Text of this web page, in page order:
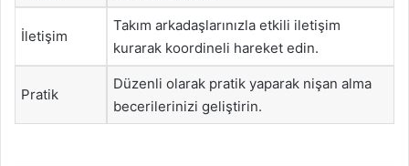
İletişim
Takım arkadaşlarınızla etkili iletişim
kurarak koordineli hareket edin.
Pratik
Düzenli olarak pratik yaparak nişan alma
becerilerinizi geliştirin.